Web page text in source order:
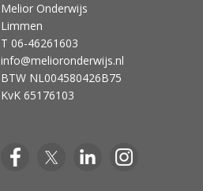
Melior Onderwijs
Limmen
T 06-46261603
info@melioronderwijs.nl
BTW NL004580426B75
KvK 65176103